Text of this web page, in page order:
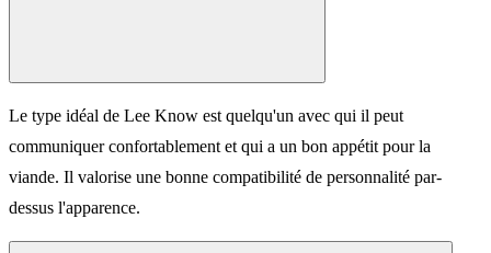
Le type idéal de Lee Know est quelqu'un avec qui il peut
communiquer confortablement et qui a un bon appétit pour la
viande. Il valorise une bonne compatibilité de personnalité par-
dessus l'apparence.